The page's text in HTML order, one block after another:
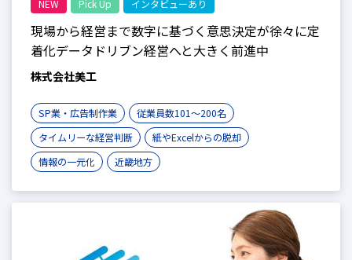
NEW Pick Up インタビューあり
現場から経営まで数字に基づく意思決定が徐々に定
着化データドリブン経営へと大きく前進中
株式会社美工
SP業・広告制作業
従業員数101〜200名
タイムリーな経営判断
紙やExcelからの脱却
情報の一元化
近畿地方